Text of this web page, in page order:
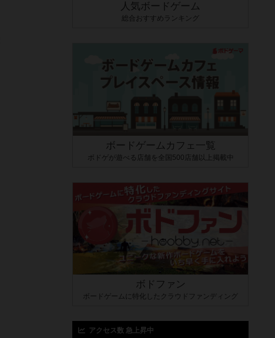
人気ボードゲーム
総合おすすめランキング
ボードゲームカフェ一覧
ボドゲが遊べる店舗を全国500店舗以上掲載中
ボドファン
ボードゲームに特化したクラウドファンディング
アクセス数 急上昇中